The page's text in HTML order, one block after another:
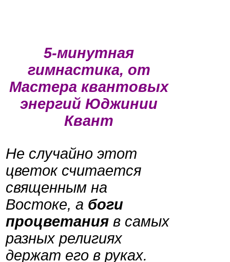
5-минутная
гимнастика, от
Мастера квантовых
энергий Юджинии
Квант
Не случайно этот
цветок считается
священным на
Востоке, а боги
процветания в самых
разных религиях
держат его в руках.